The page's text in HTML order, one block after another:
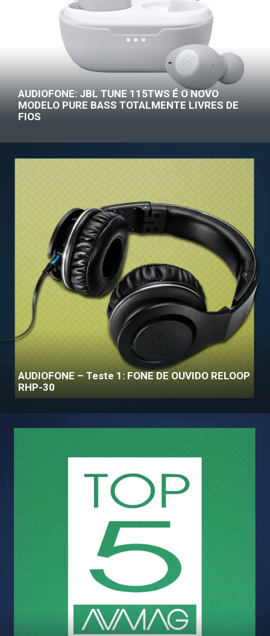
AUDIOFONE: JBL TUNE 115TWS É O NOVO
MODELO PURE BASS TOTALMENTE LIVRES DE
FIOS
AUDIOFONE – Teste 1: FONE DE OUVIDO RELOOP
RHP-30